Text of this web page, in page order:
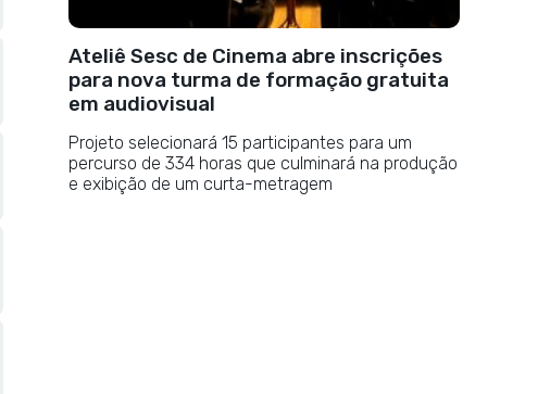
Ateliê Sesc de Cinema abre inscrições
para nova turma de formação gratuita
em audiovisual
Projeto selecionará 15 participantes para um
percurso de 334 horas que culminará na produção
e exibição de um curta-metragem